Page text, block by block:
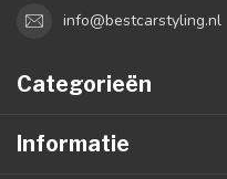
info@bestcarstyling.nl
Categorieën
Informatie